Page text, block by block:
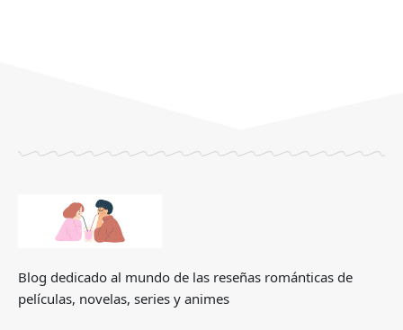
Blog dedicado al mundo de las reseñas románticas de
películas, novelas, series y animes